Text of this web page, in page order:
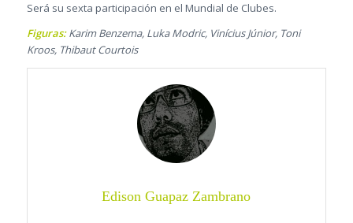
Será su sexta participación en el Mundial de Clubes.
Figuras:Karim Benzema, Luka Modric, Vinícius Júnior, Toni
Kroos, Thibaut Courtois
Edison Guapaz Zambrano